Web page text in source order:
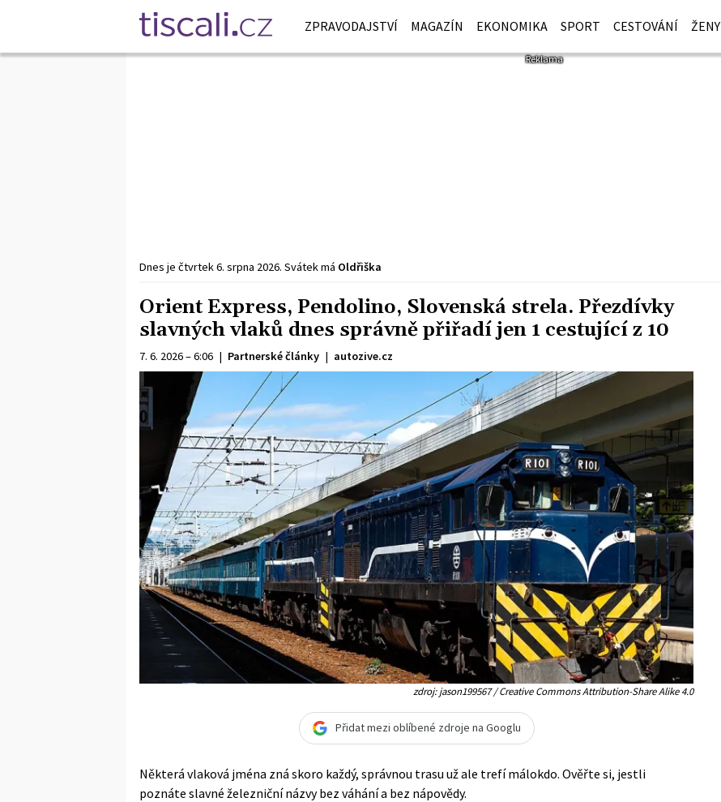
ZPRAVODAJSTVÍ MAGAZÍN EKONOMIKA SPORT CESTOVÁNÍ ŽENY
Dnes je čtvrtek6. srpna 2026. Svátek má Oldřiška
Orient Express, Pendolino, Slovenská strela. Přezdívky
slavných vlaků dnes správně přiřadí jen 1 cestující z 10
7. 6. 2026 – 6:06 | Partnerské články | autozive.cz
zdroj: jason199567 / Creative Commons Attribution-Share Alike 4.0
Přidat mezi oblíbené zdroje na Googlu
Některá vlaková jména zná skoro každý, správnou trasu už ale trefí málokdo. Ověřte si, jestli
poznáte slavné železniční názvy bez váhání a bez nápovědy.